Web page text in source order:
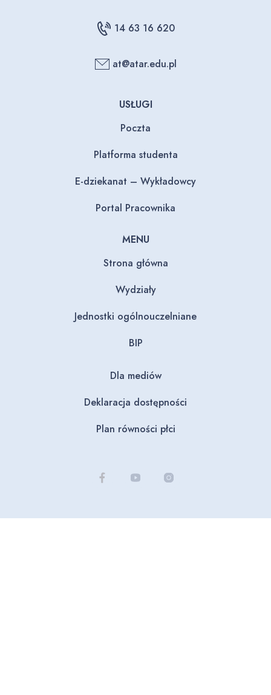
14 63 16 620
at@atar.edu.pl
USŁUGI
Poczta
Platforma studenta
E-dziekanat – Wykładowcy
Portal Pracownika
MENU
Strona główna
Wydziały
Jednostki ogólnouczelniane
BIP
Dla mediów
Deklaracja dostępności
Plan równości płci